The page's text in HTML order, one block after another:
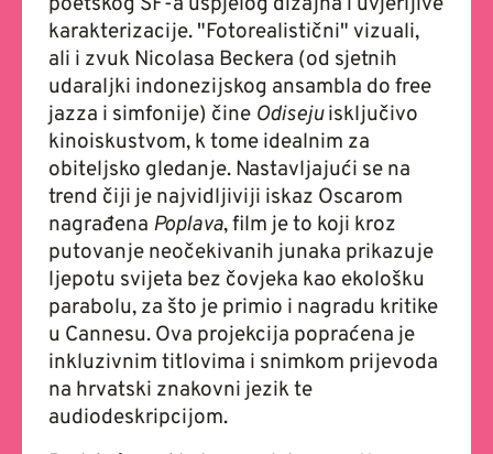
karakterizacije. "Fotorealistični" vizuali,
ali i zvuk Nicolasa Beckera (od sjetnih
udaraljki indonezijskog ansambla do free
jazza i simfonije) čine Odisejuisključivo
kinoiskustvom, k tome idealnim za
obiteljsko gledanje. Nastavljajući se na
trend čiji je najvidljiviji iskaz Oscarom
nagrađena Poplava, film je to koji kroz
putovanje neočekivanih junaka prikazuje
ljepotu svijeta bez čovjeka kao ekološku
parabolu, za što je primio i nagradu kritike
u Cannesu. Ova projekcija popraćena je
inkluzivnim titlovima i snimkom prijevoda
na hrvatski znakovni jezik te
audiodeskripcijom.